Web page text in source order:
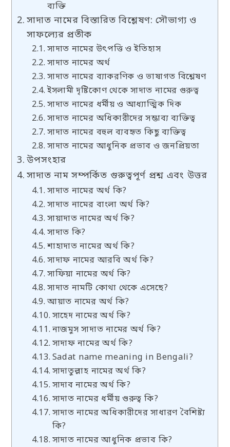
ব্যক্তি
সাদাত নামের বিস্তারিত বিশ্লেষণ: সৌভাগ্য ও
সাফল্যের প্রতীক
সাদাত নামের উৎপত্তি ও ইতিহাস
সাদাত নামের অর্থ
সাদাত নামের ব্যাকরণিক ও ভাষাগত বিশ্লেষণ
ইসলামী দৃষ্টিকোণ থেকে সাদাত নামের গুরুত্ব
সাদাত নামের ধর্মীয় ও আধ্যাত্মিক দিক
সাদাত নামের অধিকারীদের সম্ভাব্য ব্যক্তিত্ব
সাদাত নামের বহুল ব্যবহৃত কিছু ব্যক্তিত্ব
সাদাত নামের আধুনিক প্রভাব ও জনপ্রিয়তা
উপসংহার
সাদাত নাম সম্পর্কিত গুরুত্বপূর্ণ প্রশ্ন এবং উত্তর
সাদাত নামের অর্থ কি?
সাদাত নামের বাংলা অর্থ কি?
সায়াদাত নামের অর্থ কি?
সাদাত কি?
শাহাদাত নামের অর্থ কি?
সাদাফ নামের আরবি অর্থ কি?
সাফিয়া নামের অর্থ কি?
সাদাত নামটি কোথা থেকে এসেছে?
আয়াত নামের অর্থ কি?
সাহেদ নামের অর্থ কি?
নাজমুস সাদাত নামের অর্থ কি?
সাদাফ নামের অর্থ কি?
Sadat name meaning in Bengali?
সাদাতুল্লাহ নামের অর্থ কি?
সাদাব নামের অর্থ কি?
সাদাত নামের ধর্মীয় গুরুত্ব কি?
সাদাত নামের অধিকারীদের সাধারণ বৈশিষ্ট্য
কি?
সাদাত নামের আধুনিক প্রভাব কি?